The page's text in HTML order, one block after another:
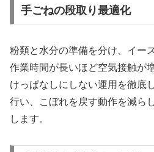
手ごねの段取り最適化
粉類と水分の準備を分け、イー
作業時間が長いほど空気接触が
けっぱなしにしない運用を徹底
行い、こぼれを戻す動作を減ら
します。